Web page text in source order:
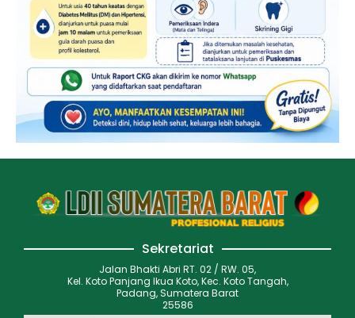
Sekretariat
Jalan Bhakti Abri RT. 02 / RW. 05,
Kel. Koto Panjang Ikua Koto, Kec. Koto Tangah,
Padang, Sumatera Barat
25586